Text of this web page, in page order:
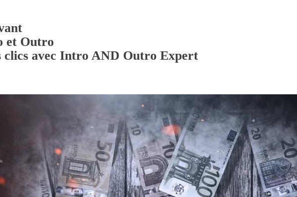
et Outro
clics avec Intro AND Outro Expert